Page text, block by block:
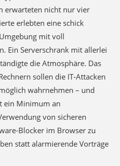
erwarteten nicht nur vier
erlebten eine schick
mit voll
Ein Serverschrank mit allerlei
die Atmosphäre. Das
sollen die IT-Attacken
wahrnehmen – und
ein Minimum an
von sicheren
Blocker im Browser zu
statt alarmierende Vorträge